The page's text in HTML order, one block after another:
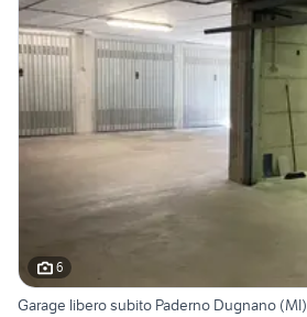
6
Garage libero subito Paderno Dugnano (MI)